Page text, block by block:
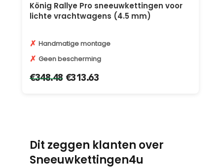
König Rallye Pro sneeuwkettingen voor
lichte vrachtwagens (4.5 mm)
✗ Handmatige montage
✗ Geen bescherming
€348.48 €313.63
Dit zeggen klanten over
Sneeuwkettingen4u